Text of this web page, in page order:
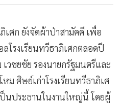
เศก ยังจัดผ้าป่าสามัคคี เพื่อ
รงเรียนทวีธาภิเศกตลอดปี
วชยชัย รองนายกรัฐมนตรีและ
หม ศิษย์เก่าโรงเรียนทวีธาภิเศ
นประธานในงานใหญ่นี้ โดยผู้